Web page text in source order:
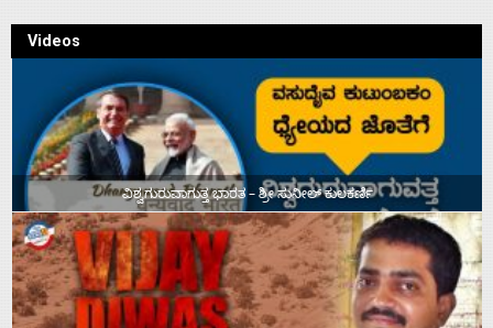
Videos
ವಿಶ್ವಗುರುವಾಗುತ್ತ ಭಾರತ – ಶ್ರೀ ಸುನೀಲ್‌ ಕುಲಕರ್ಣಿ